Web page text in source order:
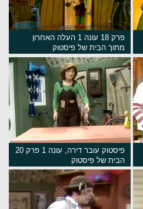
פרק 18 עונה 1 העלה האחרון
מתוך הבית של פיסטוק
פיסטוק עובר דירה, עונה 1 פרק 20
הבית של פיסטוק